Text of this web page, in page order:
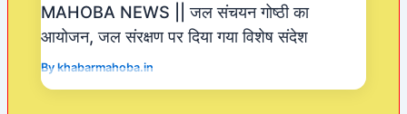
MAHOBA NEWS || जल संचयन गोष्ठी का
आयोजन, जल संरक्षण पर दिया गया विशेष संदेश
Bykhabarmahoba.in